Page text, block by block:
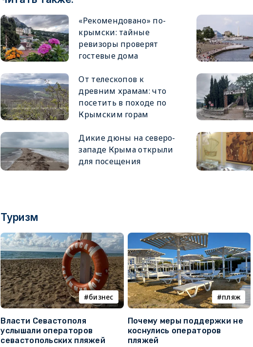
«Рекомендовано» по-
крымски: тайные
ревизоры проверят
гостевые дома
От телескопов к
древним храмам: что
посетить в походе по
Крымским горам
Дикие дюны на северо-
западе Крыма открыли
для посещения
Туризм
бизнес
Власти Севастополя
услышали операторов
севастопольских пляжей
пляж
Почему меры поддержки не
коснулись операторов
пляжей